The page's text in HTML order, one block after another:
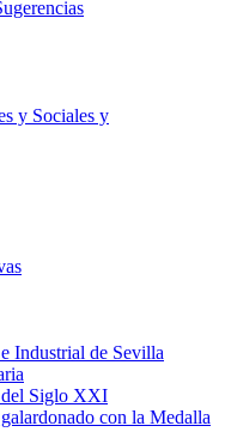
y Sociales y
Industrial de Sevilla
Siglo XXI
con la Medalla